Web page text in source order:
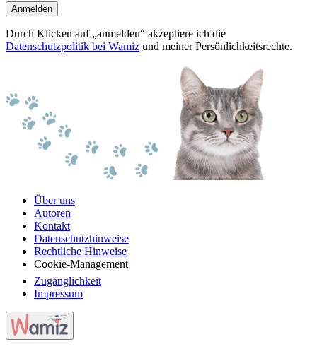
Anmelden
Durch Klicken auf „anmelden“ akzeptiere ich die
Datenschutzpolitik bei Wamiz und meiner Persönlichkeitsrechte.
Über uns
Autoren
Kontakt
Datenschutzhinweise
Rechtliche Hinweise
Cookie-Management
Zugänglichkeit
Impressum